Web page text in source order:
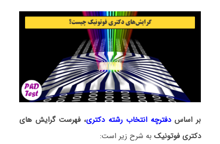
بر اساسدفترچه انتخاب رشته دکتری، فهرست گرایش های
دکتری فوتونیک به شرح زیر است: